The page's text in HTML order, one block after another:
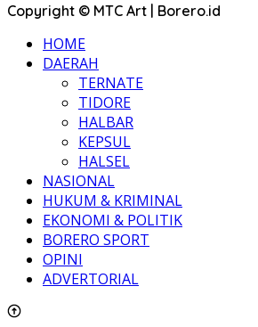
Copyright © MTC Art | Borero.id
HOME
DAERAH
TERNATE
TIDORE
HALBAR
KEPSUL
HALSEL
NASIONAL
HUKUM & KRIMINAL
EKONOMI & POLITIK
BORERO SPORT
OPINI
ADVERTORIAL